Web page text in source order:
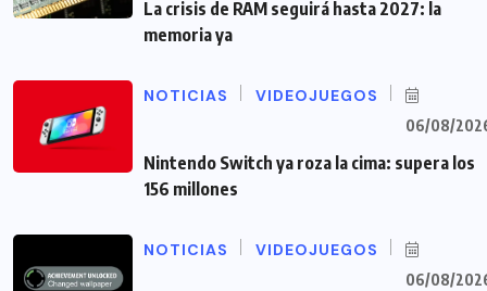
La crisis de RAM seguirá hasta 2027: la
memoria ya
NOTICIAS VIDEOJUEGOS
06/08/
Nintendo Switch ya roza la cima: supera los
156 millones
NOTICIAS VIDEOJUEGOS
06/08/